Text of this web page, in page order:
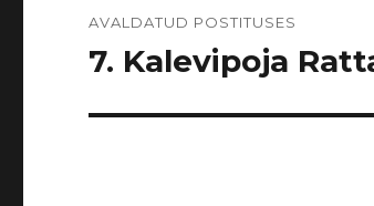
AVALDATUD POSTITUSES
7. Kalevipoja